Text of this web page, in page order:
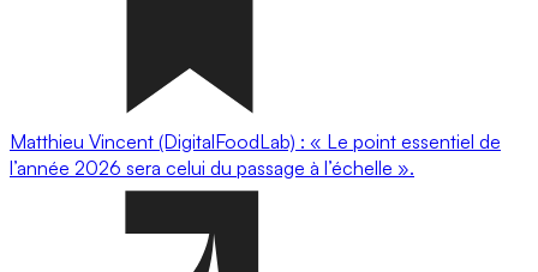
Matthieu Vincent (DigitalFoodLab) : « Le point essentiel de
l’année 2026 sera celui du passage à l’échelle ».